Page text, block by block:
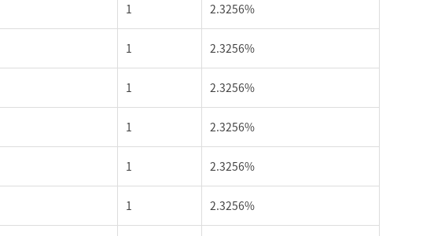
1 2.3256%
1 2.3256%
1 2.3256%
1 2.3256%
1 2.3256%
1 2.3256%